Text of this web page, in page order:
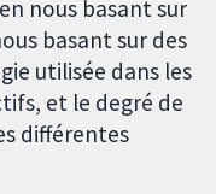
nous basant sur
basant sur des
utilisée dans les
et le degré de
différentes